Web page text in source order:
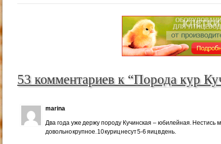
53 комментариев к “Порода кур
marina
Два года уже держу породу Кучинская – юбилейная. Нестись
довольно крупное. 10 куриц несут 5-6 яиц в день.